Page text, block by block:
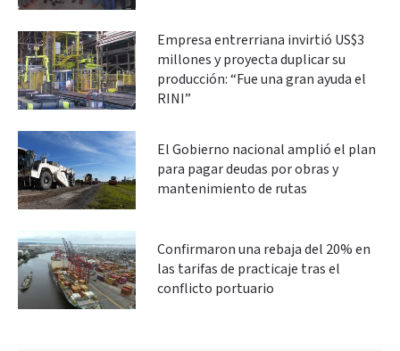
Empresa entrerriana invirtió US$3
millones y proyecta duplicar su
producción: “Fue una gran ayuda el
RINI”
El Gobierno nacional amplió el plan
para pagar deudas por obras y
mantenimiento de rutas
Confirmaron una rebaja del 20% en
las tarifas de practicaje tras el
conflicto portuario